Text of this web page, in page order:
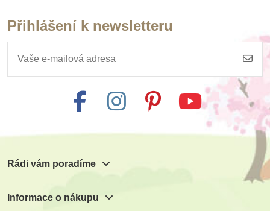
Přihlášení k newsletteru
Rádi vám poradíme
Informace o nákupu